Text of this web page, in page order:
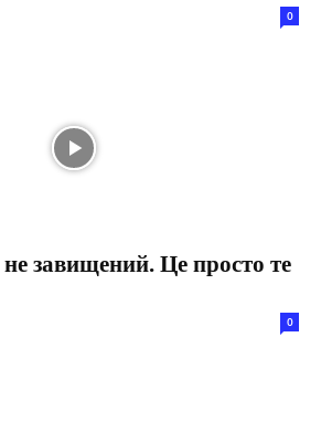
0
завищений. Це просто те
0